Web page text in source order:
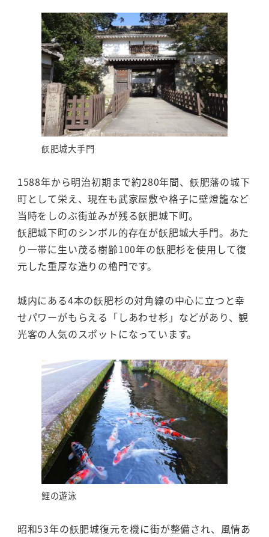
飫肥城大手門
1588年から明治初期まで約280年間、飫肥藩の城下
町として栄え、現在も武家屋敷や格子に壁燈籠など
当時をしのぶ街並みが残る飫肥城下町。
飫肥城下町のシンボル的存在が飫肥城大手門。あた
り一帯に生い茂る樹齢100年の飫肥杉を使用して復
元した重厚な造りの櫓門です。
城内にある4本の飫肥杉の対角線の中心に立つと幸
せパワーがもらえる「しあわせ杉」などがあり、観
光客の人気のスポットになっています。
鯉の遊泳
昭和53年の飫肥城復元を機に街が整備され、風情あ